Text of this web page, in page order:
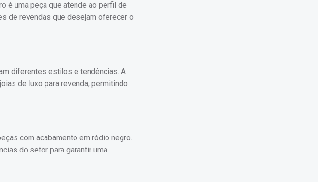
é uma peça que atende ao perfil de
de revendas que desejam oferecer o
diferentes estilos e tendências. A
de luxo para revenda, permitindo
com acabamento em ródio negro.
do setor para garantir uma